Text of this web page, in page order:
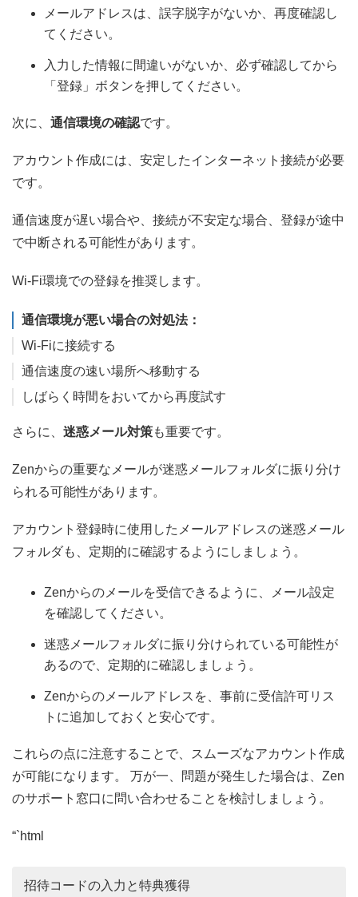
メールアドレスは、誤字脱字がないか、再度確認し
てください。
入力した情報に間違いがないか、必ず確認してから
「登録」ボタンを押してください。
次に、 通信環境の確認です。
アカウント作成には、安定したインターネット接続が必要
です。
通信速度が遅い場合や、接続が不安定な場合、登録が途中
で中断される可能性があります。
Wi-Fi環境での登録を推奨します。
通信環境が悪い場合の対処法：
Wi-Fiに接続する
通信速度の速い場所へ移動する
しばらく時間をおいてから再度試す
さらに、 迷惑メール対策も重要です。
Zenからの重要なメールが迷惑メールフォルダに振り分け
られる可能性があります。
アカウント登録時に使用したメールアドレスの迷惑メール
フォルダも、定期的に確認するようにしましょう。
Zenからのメールを受信できるように、メール設定
を確認してください。
迷惑メールフォルダに振り分けられている可能性が
あるので、定期的に確認しましょう。
Zenからのメールアドレスを、事前に受信許可リス
トに追加しておくと安心です。
これらの点に注意することで、スムーズなアカウント作成
が可能になります。 万が一、問題が発生した場合は、Zen
のサポート窓口に問い合わせることを検討しましょう。
“`html
招待コードの入力と特典獲得